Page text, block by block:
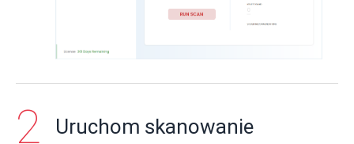
Uruchom skanowanie